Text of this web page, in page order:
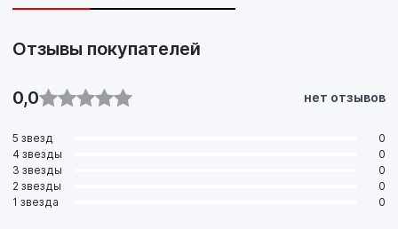
Отзывы покупателей
0,0 нет отзывов
5 звезд
0
4 звезды
0
3 звезды
0
2 звезды
0
1 звезда
0